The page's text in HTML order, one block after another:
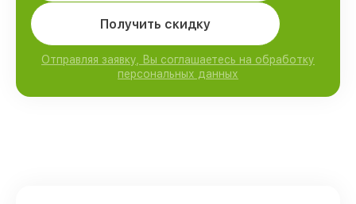
Получить скидку
Отправляя заявку, Вы соглашаетесь на обработку
персональных данных